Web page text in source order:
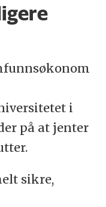
i
på at jenter
sikre,